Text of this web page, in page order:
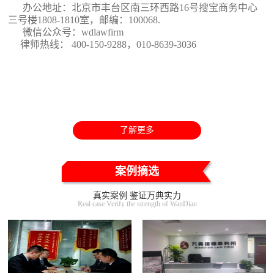
办公地址：北京市丰台区南三环西路16号搜宝商务中心
三号楼1808-1810室 ，邮编：100068.
微信公众号：wdlawfirm
律师热线： 400-150-9288，010-8639-3036
了解更多
案例摘选
真实案例 鉴证万典实力
Real case Verify the strength of WanDian